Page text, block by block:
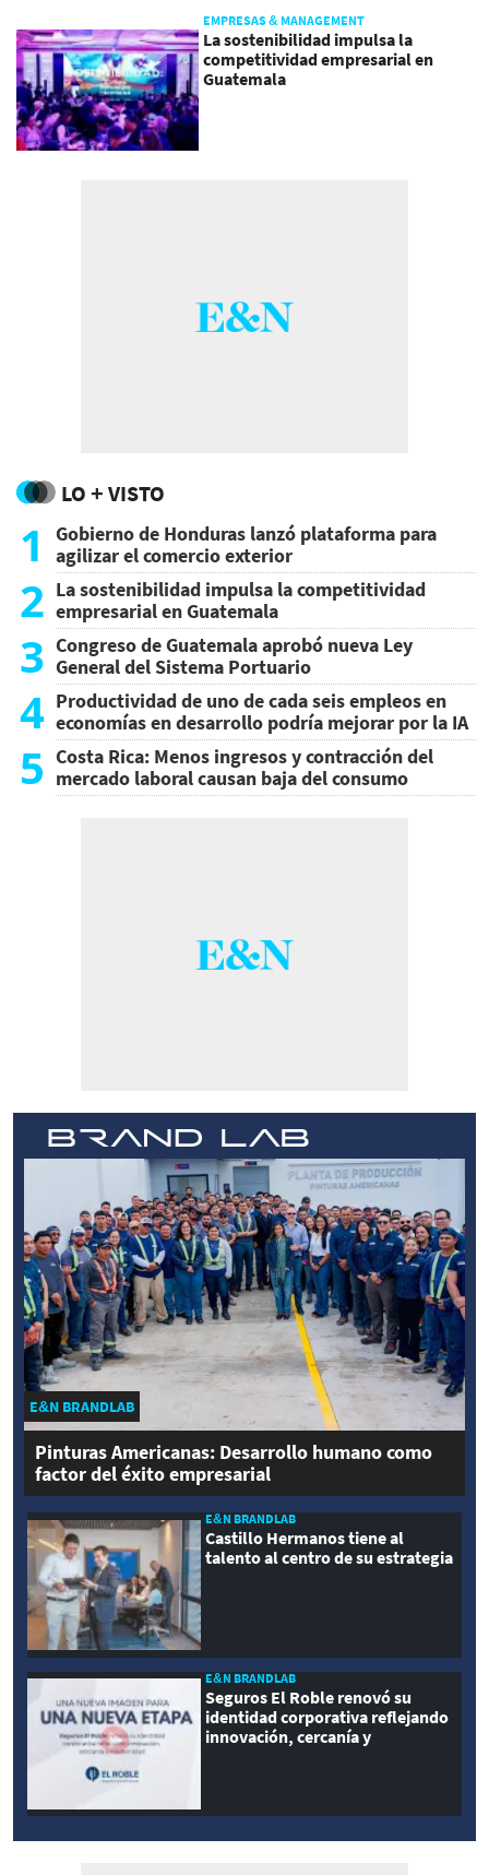
EMPRESAS & MANAGEMENT
La sostenibilidad impulsa la
competitividad empresarial en
Guatemala
LO + VISTO
1
Gobierno de Honduras lanzó plataforma para
agilizar el comercio exterior
2 La sostenibilidad impulsa la competitividad
empresarial en Guatemala
3 Congreso de Guatemala aprobó nueva Ley
General del Sistema Portuario
4 Productividad de uno de cada seis empleos en
economías en desarrollo podría mejorar por la IA
5 Costa Rica: Menos ingresos y contracción del
mercado laboral causan baja del consumo
E&N BRANDLAB
Pinturas Americanas: Desarrollo humano como
factor del éxito empresarial
E&N BRANDLAB
Castillo Hermanos tiene al
talento al centro de su estrategia
E&N BRANDLAB
Seguros El Roble renovó su
identidad corporativa reflejando
innovación, cercanía y